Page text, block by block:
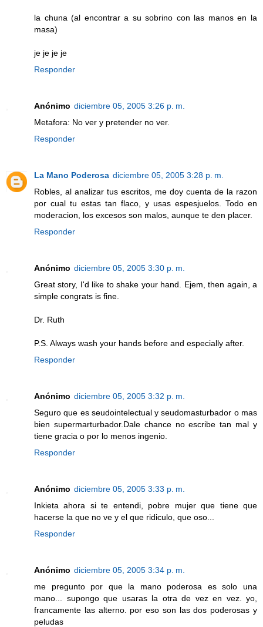
la chuna (al encontrar a su sobrino con las manos en la
masa)
je je je je
Responder
Anónimo diciembre 05, 2005 3:26 p. m.
Metafora: No ver y pretender no ver.
Responder
La Mano Poderosa diciembre 05, 2005 3:28 p. m.
Robles, al analizar tus escritos, me doy cuenta de la razon
por cual tu estas tan flaco, y usas espesjuelos. Todo en
moderacion, los excesos son malos, aunque te den placer.
Responder
Anónimo diciembre 05, 2005 3:30 p. m.
Great story, I'd like to shake your hand. Ejem, then again, a
simple congrats is fine.
Dr. Ruth
P.S. Always wash your hands before and especially after.
Responder
Anónimo diciembre 05, 2005 3:32 p. m.
Seguro que es seudointelectual y seudomasturbador o mas
bien supermarturbador.Dale chance no escribe tan mal y
tiene gracia o por lo menos ingenio.
Responder
Anónimo diciembre 05, 2005 3:33 p. m.
Inkieta ahora si te entendi, pobre mujer que tiene que
hacerse la que no ve y el que ridiculo, que oso...
Responder
Anónimo diciembre 05, 2005 3:34 p. m.
me pregunto por que la mano poderosa es solo una
mano... supongo que usaras la otra de vez en vez. yo,
francamente las alterno. por eso son las dos poderosas y
peludas